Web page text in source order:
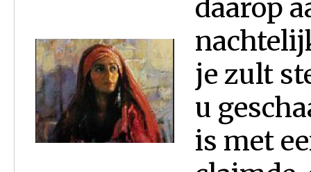
daarop
je zult
u
is met